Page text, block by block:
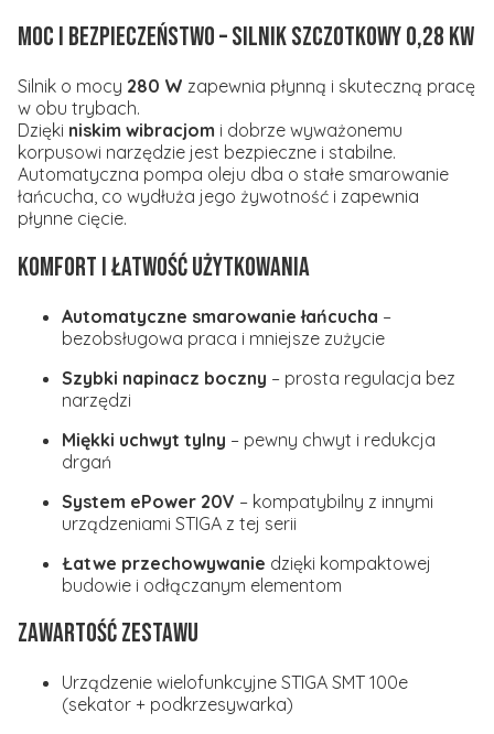
Moc i bezpieczeństwo – silnik szczotkowy 0,28 kW
Silnik o mocy 280 W zapewnia płynną i skuteczną pracę
w obu trybach.
Dzięki niskim wibracjom i dobrze wyważonemu
korpusowi narzędzie jest bezpieczne i stabilne.
Automatyczna pompa oleju dba o stałe smarowanie
łańcucha, co wydłuża jego żywotność i zapewnia
płynne cięcie.
Komfort i łatwość użytkowania
Automatyczne smarowanie łańcucha –
bezobsługowa praca i mniejsze zużycie
Szybki napinacz boczny – prosta regulacja bez
narzędzi
Miękki uchwyt tylny – pewny chwyt i redukcja
drgań
System ePower 20V – kompatybilny z innymi
urządzeniami STIGA z tej serii
Łatwe przechowywanie dzięki kompaktowej
budowie i odłączanym elementom
Zawartość zestawu
Urządzenie wielofunkcyjne STIGA SMT 100e
(sekator + podkrzesywarka)